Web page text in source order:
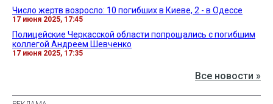
Число жертв возросло: 10 погибших в Киеве, 2 - в Одессе
17 июня 2025, 17:45
Полицейские Черкасской области попрощались с погибшим
коллегой Андреем Шевченко
17 июня 2025, 17:35
Все новости »